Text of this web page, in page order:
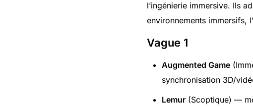
l’ingénierie immersive. Ils
environnements immersifs,
Vague 1
Augmented Game
synchronisation 3D/
Lemur(Scoptique) —